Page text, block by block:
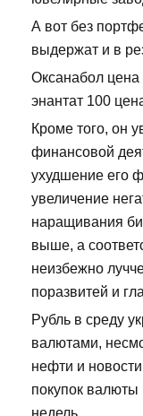
А вот без
выдержат и в
Оксанабол цена
энантат 100
Кроме того, он
финансовой
ухудшение его
увеличение
наращивания
выше, а
неизбежно
поразвитей и
Рубль в среду
валютами,
нефти и
покупок
недель.